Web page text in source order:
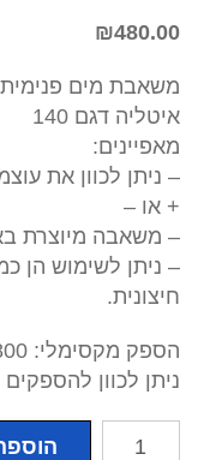
₪480.00
איטליה דגם 140
מאפיינים:
– ניתן לכוון את
+ או –
– משאבה מיוצרת
– ניתן לשימוש הן
חיצונית.
הספק מקסימלי: 2800 ל/ש
ניתן לכוון להספקים בין : 400 ל/ש –
כמות